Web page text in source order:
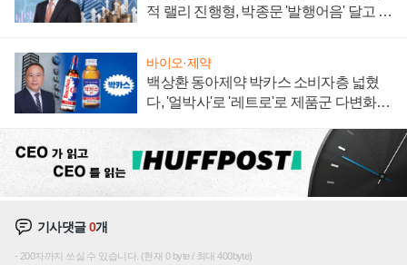
적 랠리 진행형, 박종문 '발행어음' 달고 연
바이오·제약
백상환 동아제약 박카스 소비자층 넓혔
다, '얼박사'로 '레트로'로 제품군 다변화
기사댓글0개
200자까지 쓰실 수 있습니다. (현재 0 byte / 최대 400byte)